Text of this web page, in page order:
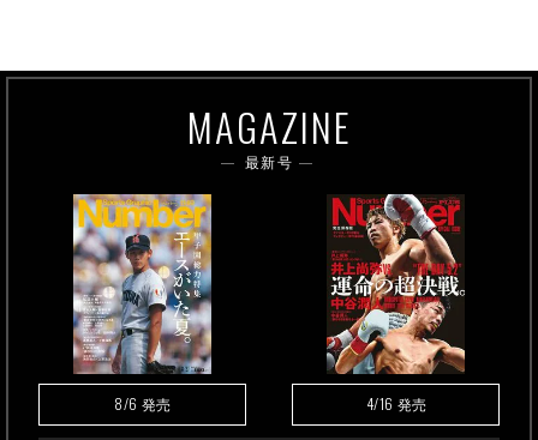
MAGAZINE
最新号
8/6 発売 4/16 発売